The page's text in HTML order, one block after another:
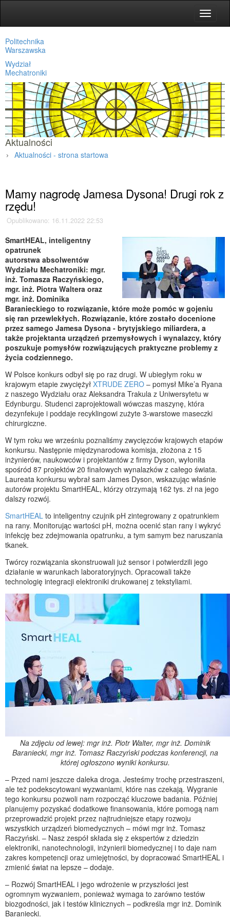
Toggle
Politechnika
Warszawska
Wydział
Mechatroniki
Aktualności
Aktualności - strona startowa
Mamy nagrodę Jamesa Dysona! Drugi rok z
rzędu!
Opublikowano: 16.11.2022 22:53
SmartHEAL, inteligentny
opatrunek
autorstwa absolwentów
Wydziału Mechatroniki: mgr.
inż. Tomasza Raczyńskiego,
mgr. inż. Piotra Waltera oraz
mgr. inż. Dominika
Baranieckiego to rozwiązanie, które może pomóc w gojeniu
się ran przewlekłych. Rozwiązanie, które zostało docenione
przez samego Jamesa Dysona - brytyjskiego miliardera, a
także projektanta urządzeń przemysłowych i wynalazcy, który
poszukuje pomysłów rozwiązujących praktyczne problemy z
życia codziennego.
W Polsce konkurs odbył się po raz drugi. W ubiegłym roku w
krajowym etapie zwyciężył XTRUDE ZERO – pomysł Mike’a Ryana
z naszego Wydziału oraz Aleksandra Trakula z Uniwersytetu w
Edynburgu. Studenci zaprojektowali wówczas maszynę, która
dezynfekuje i poddaje recyklingowi zużyte 3-warstowe maseczki
chirurgiczne.
W tym roku we wrześniu poznaliśmy zwycięzców krajowych etapów
konkursu. Następnie międzynarodowa komisja, złożona z 15
inżynierów, naukowców i projektantów z firmy Dyson, wyłoniła
spośród 87 projektów 20 finałowych wynalazków z całego świata.
Laureata konkursu wybrał sam James Dyson, wskazując właśnie
autorów projektu SmartHEAL, którzy otrzymają 162 tys. zł na jego
dalszy rozwój.
SmartHEAL to inteligentny czujnik pH zintegrowany z opatrunkiem
na rany. Monitorując wartości pH, można ocenić stan rany i wykryć
infekcję bez zdejmowania opatrunku, a tym samym bez naruszania
tkanek.
Twórcy rozwiązania skonstruowali już sensor i potwierdzili jego
działanie w warunkach laboratoryjnych. Opracowali także
technologię integracji elektroniki drukowanej z tekstyliami.
Na zdjęciu od lewej: mgr inż. Piotr Walter, mgr inż. Dominik
Baraniecki, mgr inż. Tomasz Raczyńskipodczas konferencji, na
której ogłoszono wyniki konkursu.
– Przed nami jeszcze daleka droga. Jesteśmy trochę przestraszeni,
ale też podekscytowani wyzwaniami, które nas czekają. Wygranie
tego konkursu pozwoli nam rozpocząć kluczowe badania. Później
planujemy pozyskać dodatkowe finansowania, które pomogą nam
przeprowadzić projekt przez najtrudniejsze etapy rozwoju
wszystkich urządzeń biomedycznych – mówi mgr inż. Tomasz
Raczyński. – Nasz zespół składa się z ekspertów z dziedzin
elektroniki, nanotechnologii, inżynierii biomedycznej i to daje nam
zakres kompetencji oraz umiejętności, by dopracować SmartHEAL i
zmienić świat na lepsze – dodaje.
– Rozwój SmartHEAL i jego wdrożenie w przyszłości jest
ogromnym wyzwaniem, ponieważ wymaga to zarówno testów
biozgodności, jak i testów klinicznych – podkreśla mgr inż. Dominik
Baraniecki.